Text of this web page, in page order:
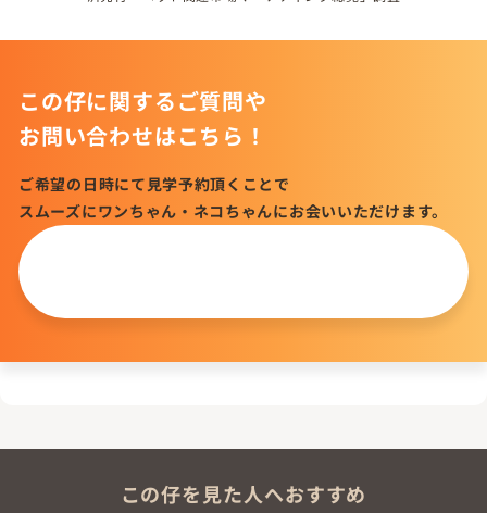
この仔に関するご質問や
お問い合わせはこちら！
ご希望の日時にて見学予約頂くことで
スムーズにワンちゃん・ネコちゃんにお会いいただけます。
この仔を見た人へおすすめ